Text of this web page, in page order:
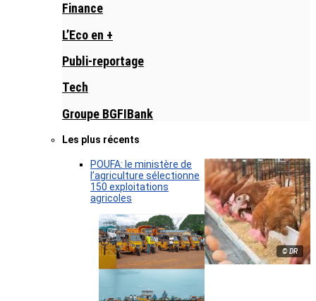
Finance
L’Eco en +
Publi-reportage
Tech
Groupe BGFIBank
Les plus récents
© DR
POUFA: le ministère de
l’agriculture sélectionne
150 exploitations
agricoles